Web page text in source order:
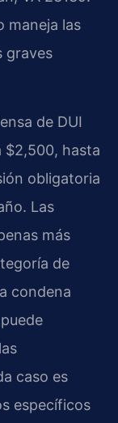
maneja las
graves
de DUI
$2,500, hasta
obligatoria
Las
más
de
condena
caso es
específicos